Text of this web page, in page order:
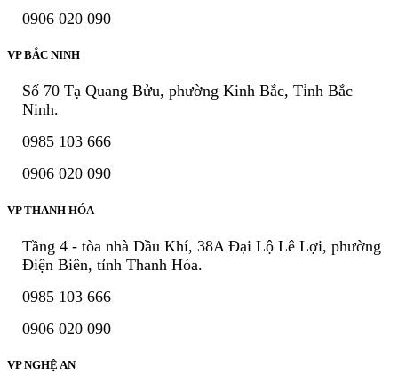
0906 020 090
VP BẮC NINH
Số 70 Tạ Quang Bửu, phường Kinh Bắc, Tỉnh Bắc
Ninh.
0985 103 666
0906 020 090
VP THANH HÓA
Tầng 4 - tòa nhà Dầu Khí, 38A Đại Lộ Lê Lợi, phường
Điện Biên, tỉnh Thanh Hóa.
0985 103 666
0906 020 090
VP NGHỆ AN